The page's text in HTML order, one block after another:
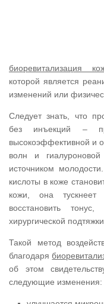
биоревитализация
которой является
изменений или
Следует знать, что
без инъекций –
высокоэффективной и
волн и
источником
кислоты в коже
кожи, она тускнеет
восстановить
хирургической
Такой метод
благодаря
об этом
следующие изменения: